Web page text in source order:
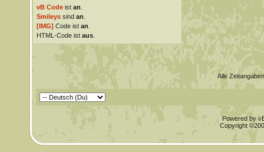
vB Codeist an
Smileyssind an
[IMG] Code ist an
HTML-Code ist aus.
Alle
Powered by
Copyright